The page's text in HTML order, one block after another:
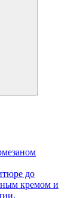
до
кремом и